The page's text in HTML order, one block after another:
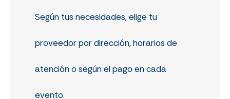
Según tus necesidades, elige tu
proveedor por dirección, horarios de
atención o según el pago en cada
evento.